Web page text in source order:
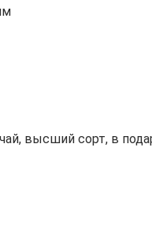
высший сорт, в